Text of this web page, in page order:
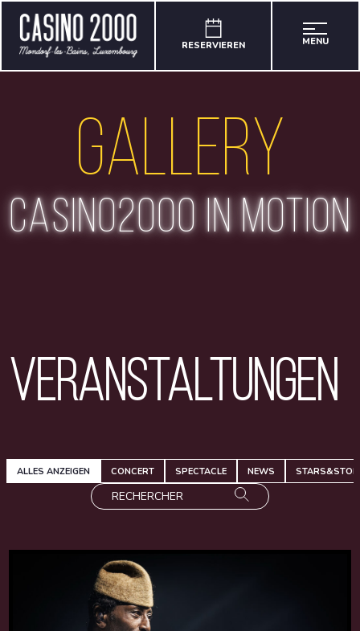
RESERVIEREN MENU
Gallery
casino2000 in motion
Veranstaltungen
ALLES ANZEIGEN CONCERT SPECTACLE NEWS